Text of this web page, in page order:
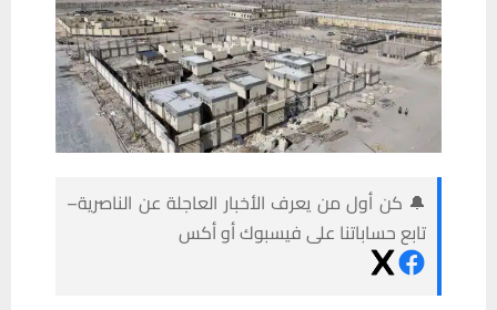
🔔 كن أول من يعرف الأخبار العاجلة عن الناصرية–
تابع حساباتنا على فيسبوك أو أكس